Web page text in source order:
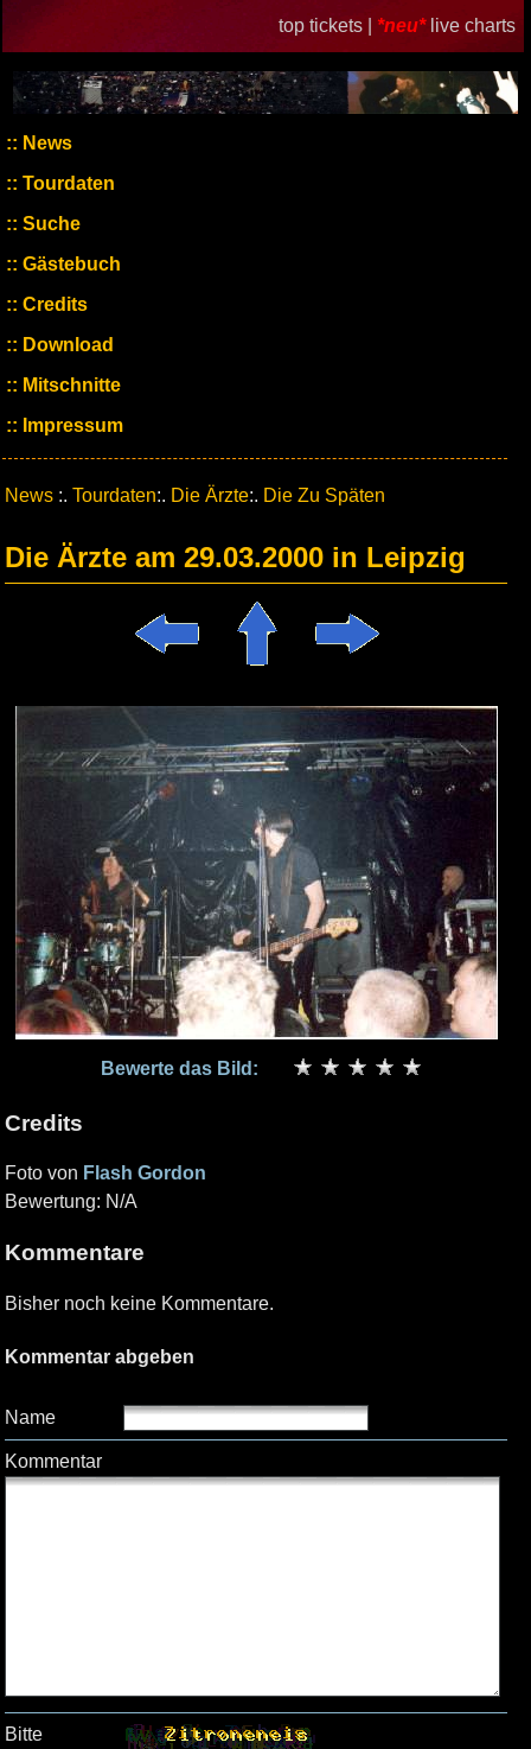
top tickets | *neu* live charts
News
Tourdaten
Suche
Gästebuch
Credits
Download
Mitschnitte
Impressum
News :. Tourdaten:. Die Ärzte:. Die Zu Späten
Die Ärzte am 29.03.2000 in Leipzig
Bewerte das Bild:
Credits
Foto von Flash Gordon
Bewertung: N/A
Kommentare
Bisher noch keine Kommentare.
Kommentar abgeben
Name
Kommentar
Bitte